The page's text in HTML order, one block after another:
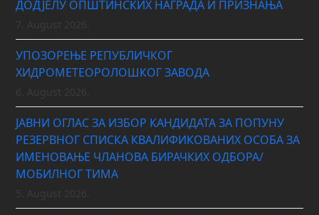
ДОДЈЕЛУ ОПШТИНСКИХ НАГРАДА И ПРИЗНАЊА
УПОЗОРЕЊЕ РЕПУБЛИЧКОГ
ХИДРОМЕТЕОРОЛОШКОГ ЗАВОДА
ЈАВНИ ОГЛАС ЗА ИЗБОР КАНДИДАТА ЗА ПОПУНУ
РЕЗЕРВНОГ СПИСКА КВАЛИФИКОВАНИХ ОСОБА ЗА
ИМЕНОВАЊЕ ЧЛАНОВА БИРАЧКИХ ОДБОРА/
МОБИЛНОГ ТИМА